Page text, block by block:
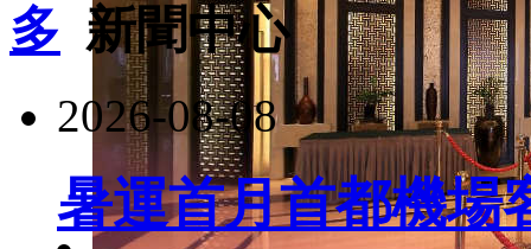
新聞中心
2026-08-08
暑運首月首都機場